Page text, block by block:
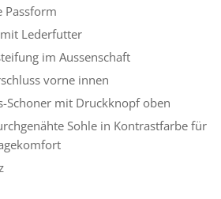
Passform
Lederfutter
im Aussenschaft
vorne innen
Schoner mit Druckknopf oben
Sohle in Kontrastfarbe für